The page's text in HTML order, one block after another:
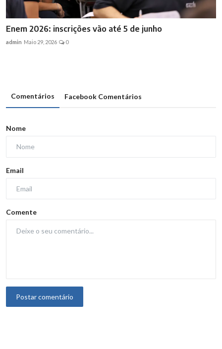
Enem 2026: inscrições vão até 5 de junho
admin Maio 29, 2026 0
Comentários Facebook Comentários
Nome
Email
Comente
Postar comentário